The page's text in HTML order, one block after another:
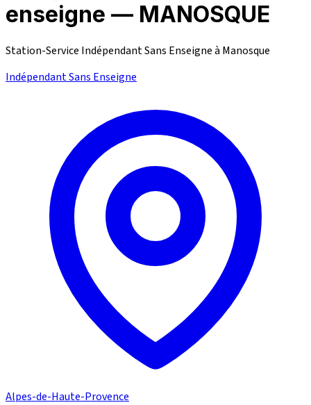
enseigne — MANOSQUE
Station-Service Indépendant Sans Enseigne à Manosque
Indépendant Sans Enseigne
Alpes-de-Haute-Provence